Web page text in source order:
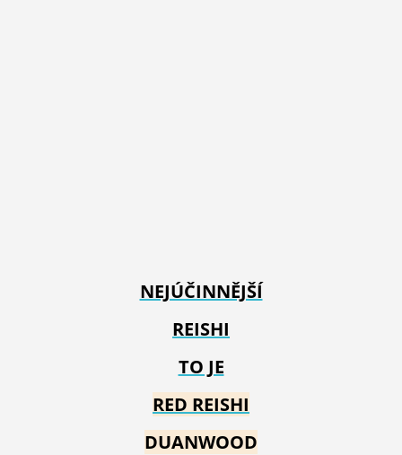
NEJÚČINNĚJŠÍ
REISHI
TO JE
RED REISHI
DUANWOOD